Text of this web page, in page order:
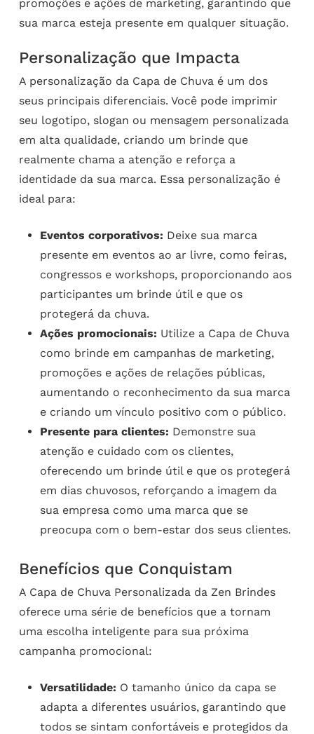
promoções e ações de marketing, garantindo que
sua marca esteja presente em qualquer situação.
Personalização que Impacta
A personalização da Capa de Chuva é um dos
seus principais diferenciais. Você pode imprimir
seu logotipo, slogan ou mensagem personalizada
em alta qualidade, criando um brinde que
realmente chama a atenção e reforça a
identidade da sua marca. Essa personalização é
ideal para:
Eventos corporativos: Deixe sua marca
presente em eventos ao ar livre, como feiras,
congressos e workshops, proporcionando aos
participantes um brinde útil e que os
protegerá da chuva.
Ações promocionais: Utilize a Capa de Chuva
como brinde em campanhas de marketing,
promoções e ações de relações públicas,
aumentando o reconhecimento da sua marca
e criando um vínculo positivo com o público.
Presente para clientes: Demonstre sua
atenção e cuidado com os clientes,
oferecendo um brinde útil e que os protegerá
em dias chuvosos, reforçando a imagem da
sua empresa como uma marca que se
preocupa com o bem-estar dos seus clientes.
Benefícios que Conquistam
A Capa de Chuva Personalizada da Zen Brindes
oferece uma série de benefícios que a tornam
uma escolha inteligente para sua próxima
campanha promocional:
Versatilidade: O tamanho único da capa se
adapta a diferentes usuários, garantindo que
todos se sintam confortáveis e protegidos da